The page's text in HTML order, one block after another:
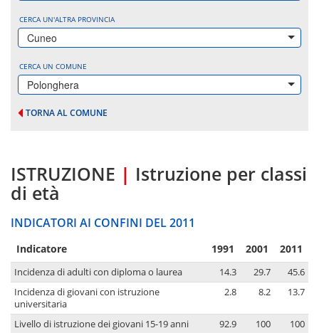
CERCA UN'ALTRA PROVINCIA
Cuneo
CERCA UN COMUNE
Polonghera
TORNA AL COMUNE
ISTRUZIONE | Istruzione per classi
di età
INDICATORI AI CONFINI DEL 2011
Indicatore 1991 2001 2011
Incidenza di adulti con diploma o laurea 14.3 29.7
45.6
Incidenza di giovani con istruzione
universitaria
2.8 8.2 13.7
Livello di istruzione dei giovani 15-19 anni 92.9 100
100